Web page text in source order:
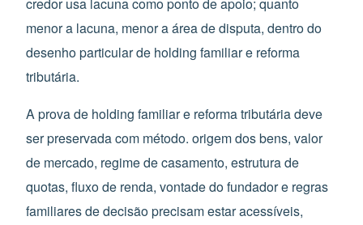
menor a lacuna, menor a área de disputa, dentro do
desenho particular de holding familiar e reforma
tributária.
A prova de holding familiar e reforma tributária deve
ser preservada com método. origem dos bens, valor
de mercado, regime de casamento, estrutura de
quotas, fluxo de renda, vontade do fundador e regras
familiares de decisão precisam estar acessíveis,